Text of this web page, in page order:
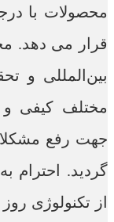
محصولات با
قرار می دهد.
بین‌المللی و
مختلف کیفی و
جهت رفع
گردید. احترام
از تکنولوژی